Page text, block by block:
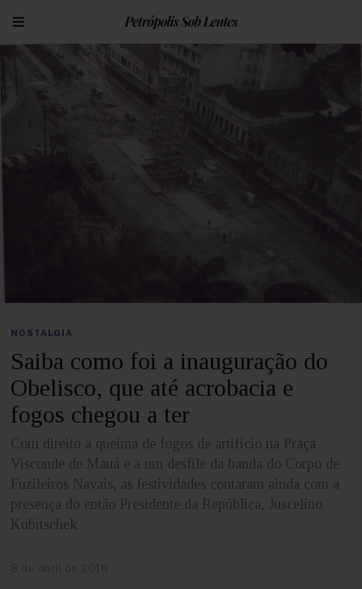
NOSTALGIA
Saiba como foi a inauguração do
Obelisco, que até acrobacia e
fogos chegou a ter
Com direito a queima de fogos de artifício na Praça
Visconde de Mauá e a um desfile da banda do Corpo de
Fuzileiros Navais, as festividades contaram ainda com a
presença do então Presidente da República, Juscelino
Kubitschek